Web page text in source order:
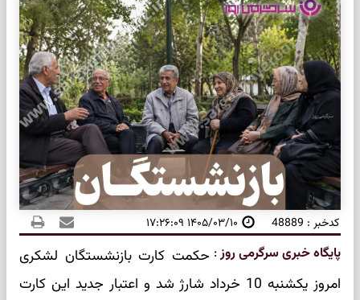
کدخبر : 48889 ۱۴۰۵/۰۳/۱۰ ۱۷:۲۶:۰۹
پایگاه خبری سرگرمی روز: حکمت کارت بازنشستگان لشکری
امروز یکشنبه 10 خرداد شارژ شد و اعتبار جدید این کارت